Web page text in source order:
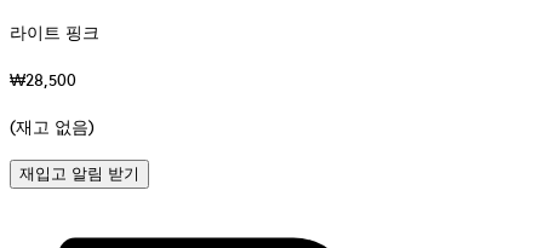
라이트 핑크
₩28,500
(재고 없음)
재입고 알림 받기